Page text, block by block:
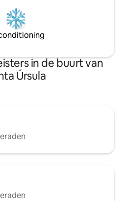
in de buurt van
Úrsula